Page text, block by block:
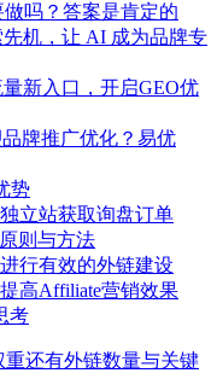
吗？答案是肯定的
机，让 AI 成为品牌专
新入口，开启GEO优
牌推广优化？易优
势
立站获取询盘订单
则与方法
行有效的外链建设
高Affiliate营销效果
考
重还有外链数量与关键